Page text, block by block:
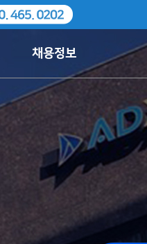
채용정보